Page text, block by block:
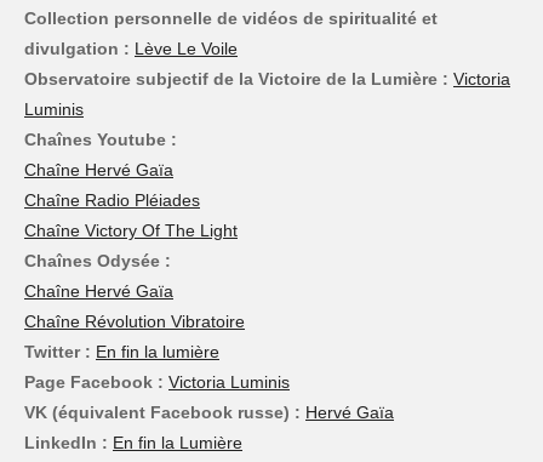
Collection personnelle de vidéos de spiritualité et
divulgation : Lève Le Voile
Observatoire subjectif de la Victoire de la Lumière : Victoria
Luminis
Chaînes Youtube :
Chaîne Hervé Gaïa
Chaîne Radio Pléiades
Chaîne Victory Of The Light
Chaînes Odysée :
Chaîne Hervé Gaïa
Chaîne Révolution Vibratoire
Twitter : En fin la lumière
Page Facebook : Victoria Luminis
VK (équivalent Facebook russe) : Hervé Gaïa
LinkedIn : En fin la Lumière